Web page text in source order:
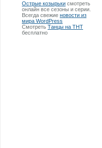
Острые козырьки смотреть
онлайн все сезоны и серии.
Всегда свежие новости из
мира WordPress
Смотреть Танцы на ТНТ
бесплатно